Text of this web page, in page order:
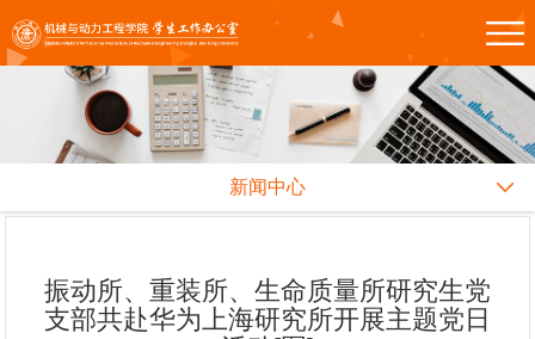
新闻中心
振动所、重装所、生命质量所研究生党
支部共赴华为上海研究所开展主题党日